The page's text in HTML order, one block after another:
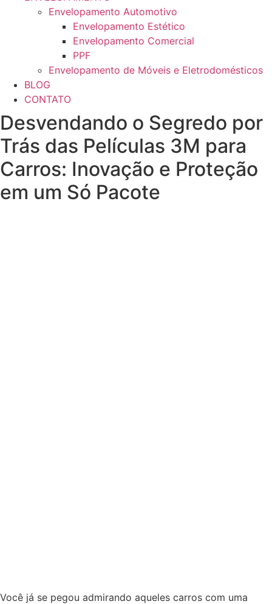
Envelopamento Automotivo
Envelopamento Estético
Envelopamento Comercial
PPF
Envelopamento de Móveis e Eletrodomésticos
BLOG
CONTATO
Desvendando o Segredo por
Trás das Películas 3M para
Carros: Inovação e Proteção
em um Só Pacote
Você já se pegou admirando aqueles carros com uma